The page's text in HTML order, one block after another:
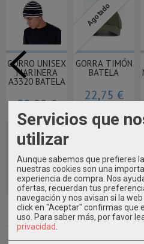
Marcas
GORRO UNISEX
MARINERA
A3320 BATELA
22,00 €
Agotado
GORRA TIMÓN
BATELA
22,75 €
Servicios que
utilizar
Aunque sabemos que prefieres
nuestras cookies son una
experiencia de compra. Nos
ofertas, recuerdan tus
navegación y nos avisan si la
click en "Aceptar" confirmas que
uso. Para saber más, por favor
privacidad